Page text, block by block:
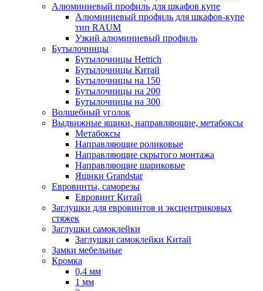
Алюминиевый профиль для шкафов купе
Алюминиевый профиль для шкафов-купе
тип RAUM
Узкий алюминиевый профиль
Бутылочницы
Бутылочницы Hettich
Бутылочницы Китай
Бутылочницы на 150
Бутылочницы на 200
Бутылочницы на 300
Волшебный уголок
Выдвижные ящики, направляющие, метабоксы
Метабоксы
Направляющие роликовые
Направляющие скрытого монтажа
Направляющие шариковые
Ящики Grandstar
Евровинты, саморезы
Евровинт Китай
Заглушки для евровинтов и эксцентриковых
стяжек
Заглушки самоклейки
Заглушки самоклейки Китай
Замки мебельные
Кромка
0,4 мм
1 мм